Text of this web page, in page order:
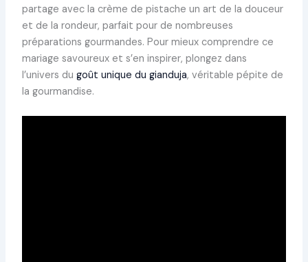
partage avec la crème de pistache un art de la douceur
et de la rondeur, parfait pour de nombreuses
préparations gourmandes. Pour mieux comprendre ce
mariage savoureux et s’en inspirer, plongez dans
l’univers du goût unique du gianduja, véritable pépite de
la gourmandise.